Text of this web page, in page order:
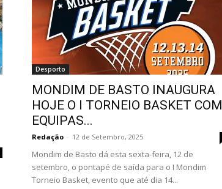
Desporto
MONDIM DE BASTO INAUGURA
HOJE O I TORNEIO BASKET COM
EQUIPAS...
Redação - 12 de Setembro, 2025
Mondim de Basto dá esta sexta-feira, 12 de
setembro, o pontapé de saída para o I Mondim
Torneio Basket, evento que até dia 14...